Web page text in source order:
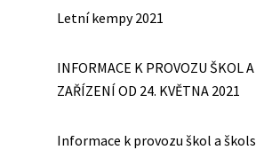
Letní kempy 2021
INFORMACE K PROVOZU ŠKOL
ZAŘÍZENÍ OD 24. KVĚTNA 2021
Informace k provozu škol a